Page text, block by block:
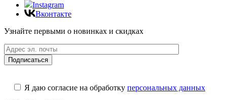
Instagram
Вконтакте
Узнайте первыми о новинках и скидках
Я даю согласие на обработку персональных данных